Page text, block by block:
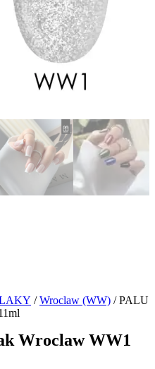
LAKY /Wroclaw (WW) / PALU
Wroclaw WW1